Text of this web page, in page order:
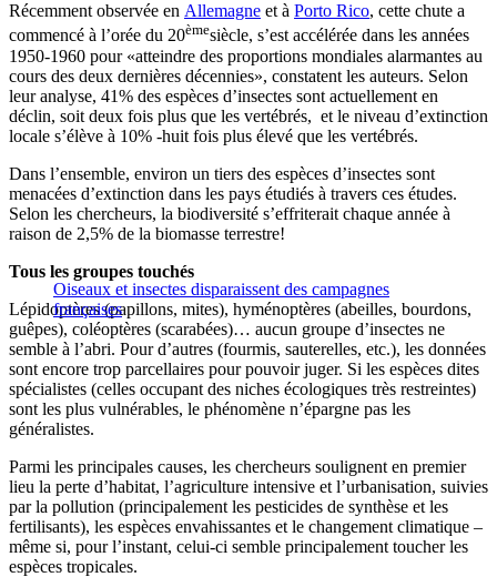
Récemment observée en Allemagne et à Porto Rico, cette chute a
commencé à l’orée du 20èmesiècle, s’est accélérée dans les années
1950-1960 pour «atteindre des proportions mondiales alarmantes au
cours des deux dernières décennies», constatent les auteurs. Selon
leur analyse, 41% des espèces d’insectes sont actuellement en
déclin, soit deux fois plus que les vertébrés, et le niveau d’extinction
locale s’élève à 10% -huit fois plus élevé que les vertébrés.
Dans l’ensemble, environ un tiers des espèces d’insectes sont
menacées d’extinction dans les pays étudiés à travers ces études.
Selon les chercheurs, la biodiversité s’effriterait chaque année à
raison de 2,5% de la biomasse terrestre!
Oiseaux et insectes disparaissent des campagnes
françaises
Tous les groupes touchés
Lépidoptères (papillons, mites), hyménoptères (abeilles, bourdons,
guêpes), coléoptères (scarabées)… aucun groupe d’insectes ne
semble à l’abri. Pour d’autres (fourmis, sauterelles, etc.), les données
sont encore trop parcellaires pour pouvoir juger. Si les espèces dites
spécialistes (celles occupant des niches écologiques très restreintes)
sont les plus vulnérables, le phénomène n’épargne pas les
généralistes.
Parmi les principales causes, les chercheurs soulignent en premier
lieu la perte d’habitat, l’agriculture intensive et l’urbanisation, suivies
par la pollution (principalement les pesticides de synthèse et les
fertilisants), les espèces envahissantes et le changement climatique –
même si, pour l’instant, celui-ci semble principalement toucher les
espèces tropicales.